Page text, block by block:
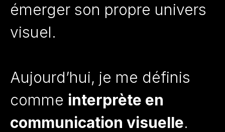
émerger son propre univers
visuel.
Aujourd’hui, je me définis
comme interprète en
communication visuelle.